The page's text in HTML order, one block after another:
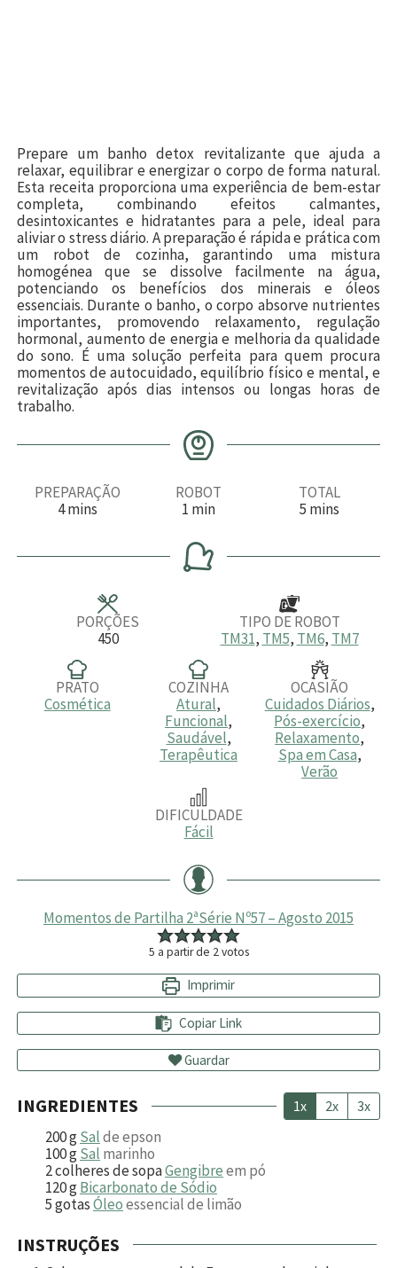
Prepare um banho detox revitalizante que ajuda a
relaxar, equilibrar e energizar o corpo de forma natural.
Esta receita proporciona uma experiência de bem-estar
completa, combinando efeitos calmantes,
desintoxicantes e hidratantes para a pele, ideal para
aliviar o stress diário. A preparação é rápida e prática com
um robot de cozinha, garantindo uma mistura
homogénea que se dissolve facilmente na água,
potenciando os benefícios dos minerais e óleos
essenciais. Durante o banho, o corpo absorve nutrientes
importantes, promovendo relaxamento, regulação
hormonal, aumento de energia e melhoria da qualidade
do sono. É uma solução perfeita para quem procura
momentos de autocuidado, equilíbrio físico e mental, e
revitalização após dias intensos ou longas horas de
trabalho.
PREPARAÇÃO
4m
u
mins
ROBOT
1 m
n
u
t
min
TOTAL
5 m
u
mins
PORÇÕES
450
TIPO DE ROBOT
TM31, TM5, TM6, TM7
PRATO
Cosmética
COZINHA
Atural,
Funcional,
Saudável,
Terapêutica
OCASIÃO
Cuidados Diários,
Pós-exercício,
Relaxamento,
Spa em Casa,
Verão
DIFICULDADE
Fácil
Momentos de Partilha 2ªSérie Nº57 – Agosto 2015
5 a partir de 2votos
Imprimir
Copiar Link
Guardar
INGREDIENTES 1x 2x 3x
200gSalde epson
100gSal marinho
2colheres de sopaGengibreem pó
120gBicarbonato de Sódio
5gotasÓleoessencial de limão
INSTRUÇÕES